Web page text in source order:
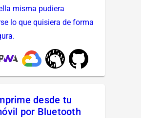
misma pudiera
lo que quisiera de forma
desde tu
por Bluetooth